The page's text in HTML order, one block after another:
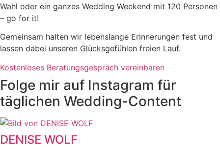
Wahl oder ein ganzes Wedding Weekend mit 120 Personen
– go for it!
Gemeinsam halten wir lebenslange Erinnerungen fest und
lassen dabei unseren Glücksgefühlen freien Lauf.
Kostenloses Beratungsgespräch vereinbaren
Folge mir auf Instagram für
täglichen Wedding-Content
DENISE WOLF